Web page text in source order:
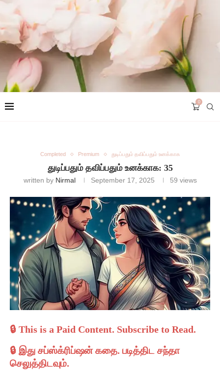
0
Completed Premium துடிப்பதும் தவிப்பதும் உனக்காக
துடிப்பதும் தவிப்பதும் உனக்காக: 35
written by Nirmal September 17, 2025 59 views
🔒 This is a Paid Content. Subscribe to Read.
🔒 இது சப்ஸ்க்ரிப்ஷன் கதை. படித்திட சந்தா
செலுத்திடவும்.